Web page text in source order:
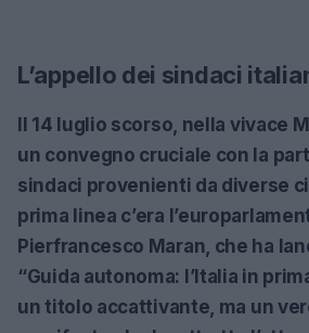
L’appello dei sindaci
Il 14 luglio scorso, nella vivace
un convegno cruciale con la
sindaci provenienti da diverse
prima linea c’era
Pierfrancesco Maran, che ha
“Guida autonoma: l’Italia in
un titolo accattivante, ma un